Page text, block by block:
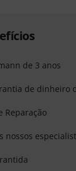
de 3 anos
de dinheiro
Reparação
nossos